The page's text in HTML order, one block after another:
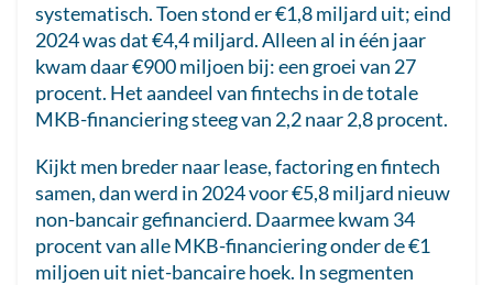
systematisch. Toen stond er €1,8 miljard uit; eind
2024 was dat €4,4 miljard. Alleen al in één jaar
kwam daar €900 miljoen bij: een groei van 27
procent. Het aandeel van fintechs in de totale
MKB-financiering steeg van 2,2 naar 2,8 procent.
Kijkt men breder naar lease, factoring en fintech
samen, dan werd in 2024 voor €5,8 miljard nieuw
non-bancair gefinancierd. Daarmee kwam 34
procent van alle MKB-financiering onder de €1
miljoen uit niet-bancaire hoek. In segmenten